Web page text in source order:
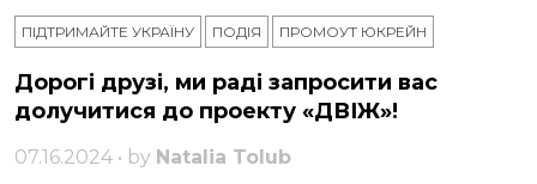
ПІДТРИМАЙТЕ УКРАЇНУ ПОДІЯ ПРОМОУТ ЮКРЕЙН
Дорогі друзі, ми раді запросити вас
долучитися до проекту «ДВІЖ»!
07.16.2024 • by Natalia Tolub